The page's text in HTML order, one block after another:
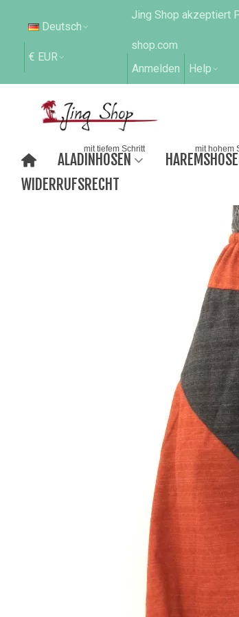
Deutsch
€ EUR
Jing Shop akzeptiert
shop.com
Anmelden
Help
ALADINHOSEN
mit tiefem Schritt mit hohem
WIDERRUFSRECHT